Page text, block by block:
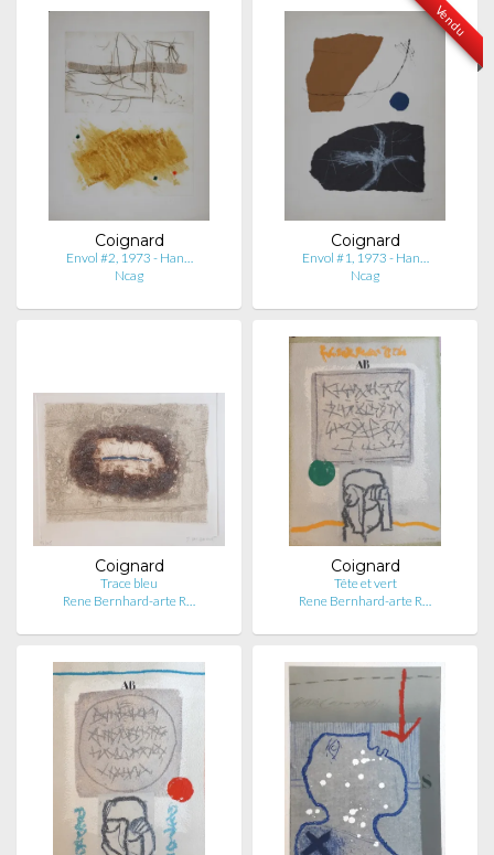
Coignard
Envol #2, 1973 - Han…
Ncag
Vendu
Coignard
Envol #1, 1973 - Han…
Ncag
Coignard
Trace bleu
Rene Bernhard-arte R…
Coignard
Tête et vert
Rene Bernhard-arte R…